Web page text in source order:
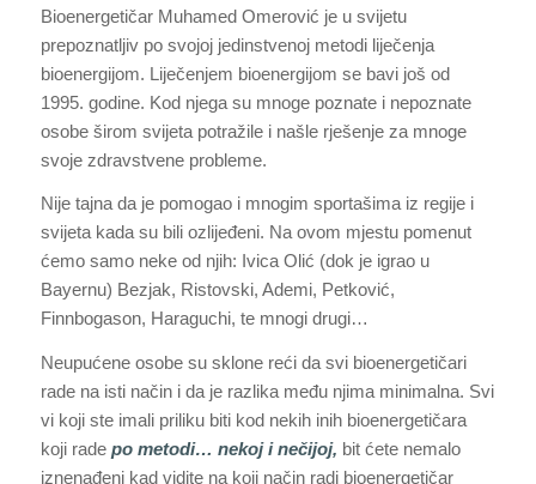
Bioenergetičar Muhamed Omerović je u svijetu
prepoznatljiv po svojoj jedinstvenoj metodi liječenja
bioenergijom. Liječenjem bioenergijom se bavi još od
1995. godine. Kod njega su mnoge poznate i nepoznate
osobe širom svijeta potražile i našle rješenje za mnoge
svoje zdravstvene probleme.
Nije tajna da je pomogao i mnogim sportašima iz regije i
svijeta kada su bili ozlijeđeni. Na ovom mjestu pomenut
ćemo samo neke od njih: Ivica Olić (dok je igrao u
Bayernu) Bezjak, Ristovski, Ademi, Petković,
Finnbogason, Haraguchi, te mnogi drugi…
Neupućene osobe su sklone reći da svi bioenergetičari
rade na isti način i da je razlika među njima minimalna. Svi
vi koji ste imali priliku biti kod nekih inih bioenergetičara
koji rade po metodi… nekoj i nečijoj, bit ćete nemalo
iznenađeni kad vidite na koji način radi bioenergetičar